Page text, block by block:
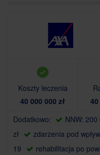
Koszty leczenia
40 000 000 zł
Dodatkowo:
NNW: 200
zł
zdarzenia pod
19
rehabilitacja po